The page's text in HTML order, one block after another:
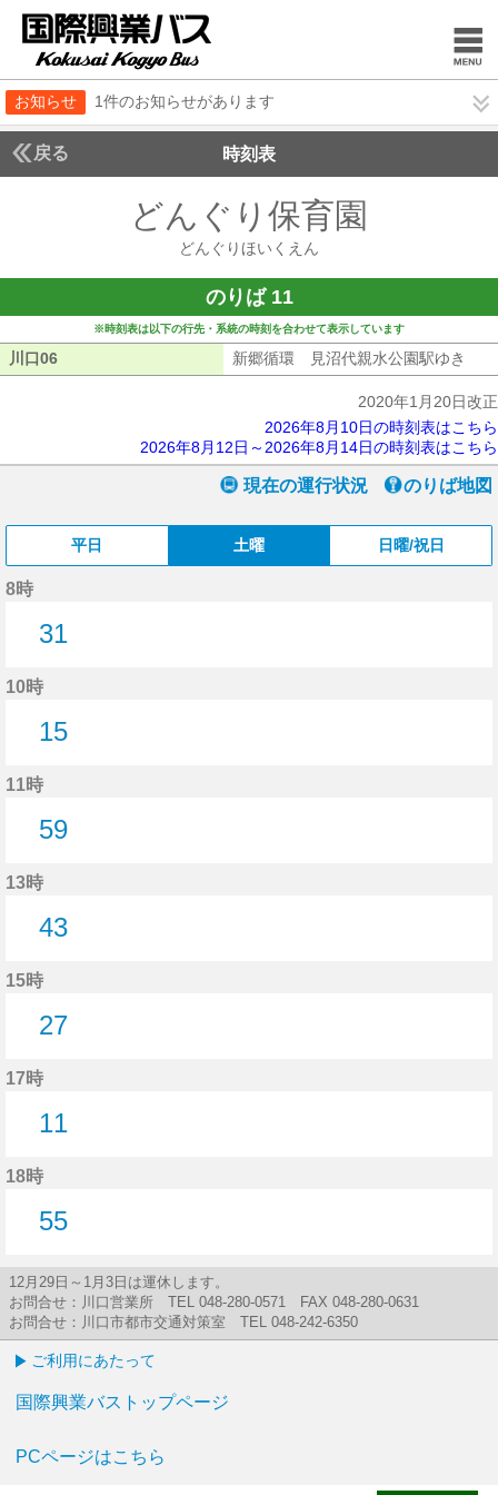
お知らせ 1件のお知らせがあります
戻る 時刻表
どんぐり保育園
どんぐりほいくえん
のりば 11
※時刻表は以下の行先・系統の時刻を合わせて表示しています
川口06 新郷循環 見沼代親水公園駅ゆき
2020年1月20日改正
2026年8月10日の時刻表はこちら
2026年8月12日～2026年8月14日の時刻表はこちら
現在の運行状況 のりば地図
平日 土曜 日曜/祝日
8時
31
10時
15
11時
59
13時
43
15時
27
17時
11
18時
55
12月29日～1月3日は運休します。
お問合せ：川口営業所 TEL 048-280-0571 FAX 048-280-0631
お問合せ：川口市都市交通対策室 TEL 048-242-6350
ご利用にあたって
国際興業バストップページ
PCページはこちら